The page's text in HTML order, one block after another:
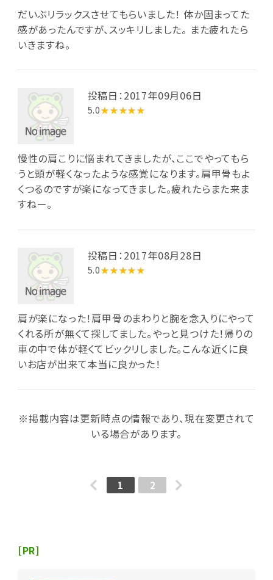
だいぶリラックスさせてもらいました！ 体か固まってた
感があったんですが、スッキリしました。 また疲れたら
いきますね。
投稿日：2017年09月06日
5.0★★★★★
慢性の肩こりに悩まれてきましたが、ここでやってもら
うと頭が軽くなったような感覚になります。肩甲骨もよ
くつるのですが楽になってきました。疲れたらまた来ま
すねー。
投稿日：2017年08月28日
5.0★★★★★
肩が楽になった！肩甲骨のまわりと腕を念入りにやって
くれる所が無くて探してました。やっと見つけた！帰りの
車の中で体が軽くてビックリしました。こんな近くに良
いお店が出来て本当に良かった！
※掲載内容は更新時点の情報であり、現在変更されて
いる場合があります。
1 2
[PR]